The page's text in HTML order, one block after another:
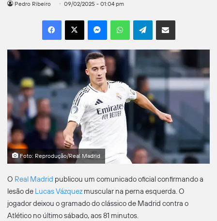
Pedro Ribeiro 09/02/2025 - 01:04 pm
Facebook
X MessengerWhatsAppTelegramCompartilhar por e-mail
Foto: Reprodução/Real Madrid
O Real Madrid publicou um comunicado oficial confirmando a
lesão de Lucas Vázquez muscular na perna esquerda. O
jogador deixou o gramado do clássico de Madrid contra o
Atlético no último sábado, aos 81 minutos.